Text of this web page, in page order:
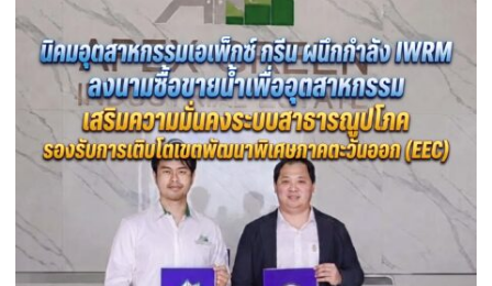
พา
แม่
เที่ยว
แก้
ปัญหา
ผู้
เร่ร่อน
สร้าง
ความ